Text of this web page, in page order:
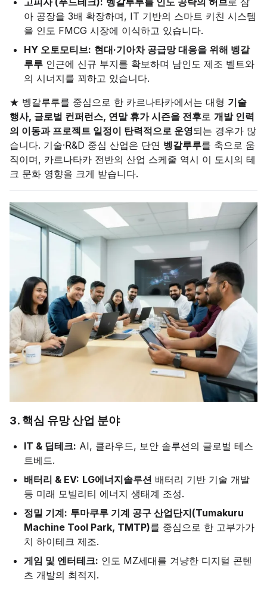
아 공장을 3배 확장하며, IT 기반의 스마트 키친 시스템
을 인도 FMCG 시장에 이식하고 있습니다.
HY 오토모티브: 현대·기아차 공급망 대응을 위해 벵갈
루루 인근에 신규 부지를 확보하며 남인도 제조 벨트와
의 시너지를 꾀하고 있습니다.
★ 벵갈루루를 중심으로 한 카르나타카에서는 대형 기술
행사, 글로벌 컨퍼런스, 연말 휴가 시즌을 전후로 개발 인력
의 이동과 프로젝트 일정이 탄력적으로 운영되는 경우가 많
습니다. 기술·R&D 중심 산업은 단연 벵갈루루를 축으로 움
직이며, 카르나타카 전반의 산업 스케줄 역시 이 도시의 테
크 문화 영향을 크게 받습니다.
3. 핵심 유망 산업 분야
IT & 딥테크: AI, 클라우드, 보안 솔루션의 글로벌 테스
트베드.
배터리 & EV: LG에너지솔루션 배터리 기반 기술 개발
등 미래 모빌리티 에너지 생태계 조성.
정밀 기계: 투마쿠루 기계 공구 산업단지(Tumakuru
Machine Tool Park, TMTP)를 중심으로 한 고부가가
치 하이테크 제조.
게임 및 엔터테크: 인도 MZ세대를 겨냥한 디지털 콘텐
츠 개발의 최적지.